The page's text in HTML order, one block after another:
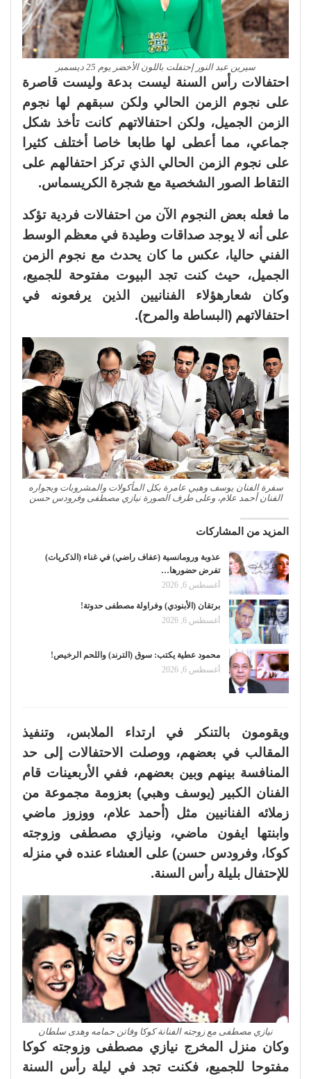
سيرين عبد النور إحتفلت باللون الأخضر يوم 25 ديسمبر
احتفالات رأس السنة ليست بدعة وليست قاصرة
على نجوم الزمن الحالي ولكن سبقهم لها نجوم
الزمن الجميل، ولكن احتفالاتهم كانت تأخذ شكل
جماعي، مما أعطى لها طابعا خاصا أختلف كثيرا
على نجوم الزمن الحالي الذي تركز احتفالهم على
التقاط الصور الشخصية مع شجرة الكريسماس.
ما فعله بعض النجوم الآن من احتفالات فردية تؤكد
على أنه لا يوجد صداقات وطيدة في معظم الوسط
الفني حاليا، عكس ما كان يحدث مع نجوم الزمن
الجميل، حيث كنت تجد البيوت مفتوحة للجميع،
وكان شعارهؤلاء الفنانيين الذين يرفعونه في
احتفالاتهم (البساطة والمرح).
سفرة الفنان يوسف وهبي عامرة بكل المأكولات والمشروبات وبجواره
الفنان أحمد علام، وعلى طرف الصورة نيازي مصطفى وفرودس حسن
المزيد من المشاركات
عذوبة ورومانسية (عفاف راضي) في غناء (الذكريات)
تفرض حضورها…
أغسطس 6, 2026
برتقان (الأبنودي) وفراولة مصطفى حدوتة!
أغسطس 6, 2026
محمود عطية يكتب: سوق (الترند) واللحم الرخيص!
أغسطس 6, 2026
ويقومون بالتنكر في ارتداء الملابس، وتنفيذ
المقالب في بعضهم، ووصلت الاحتفالات إلى حد
المنافسة بينهم وبين بعضهم، ففي الأربعينات قام
الفنان الكبير (يوسف وهبي) بعزومة مجموعة من
زملائه الفنانيين مثل (أحمد علام، ووزوز ماضي
وابنتها ايفون ماضي، ونيازي مصطفى وزوجته
كوكا، وفرودس حسن) على العشاء عنده في منزله
للإحتفال بليلة رأس السنة.
نيازي مصطفى مع زوجته الفنانة كوكا وفاتن حمامه وهدى سلطان
وكان منزل المخرج نيازي مصطفى وزوجته كوكا
مفتوحا للجميع، فكنت تجد في ليلة رأس السنة